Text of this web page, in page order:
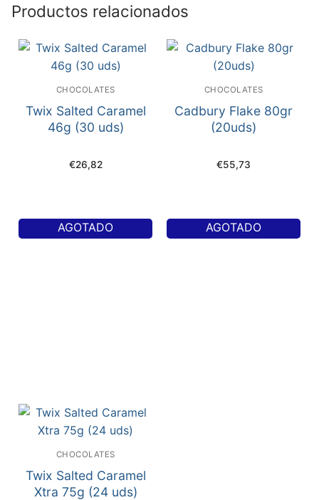
Productos relacionados
CHOCOLATES
Twix Salted Caramel
46g (30 uds)
€26,82
AGOTADO
CHOCOLATES
Cadbury Flake 80gr
(20uds)
€55,73
AGOTADO
CHOCOLATES
Twix Salted Caramel
Xtra 75g (24 uds)